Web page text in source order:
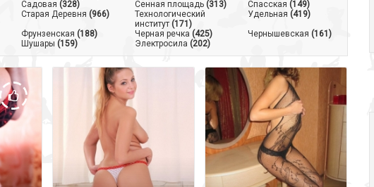
Садовая (328) Сенная площадь(313) Спасская (149)
Старая Деревня (966)
Технологический
институт(171)
Удельная (419)
Фрунзенская (188) Черная речка (425) Чернышевская (161)
Шушары (159) Электросила (202)